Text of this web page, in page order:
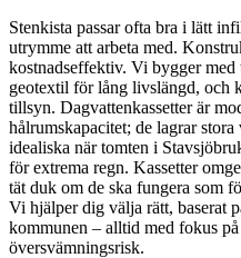
Stenkista passar ofta bra i lätt
utrymme att arbeta med.
kostnadseffektiv. Vi bygger med
geotextil för lång livslängd, och
tillsyn. Dagvattenkassetter är
hålrumskapacitet; de lagrar
idealiska när tomten i
för extrema regn. Kassetter
tät duk om de ska fungera som
Vi hjälper dig välja rätt, baserat
kommunen – alltid med fokus
översvämningsrisk.